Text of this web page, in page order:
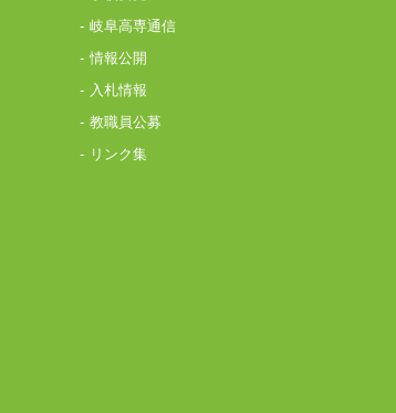
岐阜高専通信
情報公開
入札情報
教職員公募
リンク集